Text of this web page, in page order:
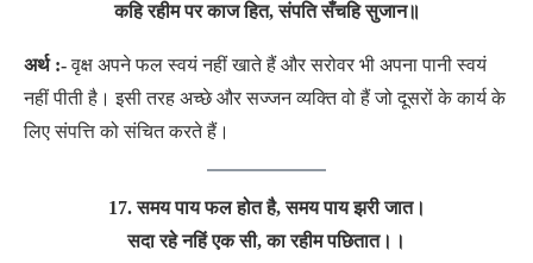
कहि रहीम पर काज हित, संपति सँचहि सुजान॥
अर्थ :-वृक्ष अपने फल स्वयं नहीं खाते हैं और सरोवर भी अपना पानी स्वयं
नहीं पीती है। इसी तरह अच्छे और सज्जन व्यक्ति वो हैं जो दूसरों के कार्य के
लिए संपत्ति को संचित करते हैं।
17. समय पाय फल होत है, समय पाय झरी जात।
सदा रहे नहिं एक सी, का रहीम पछितात।।